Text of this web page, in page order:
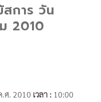
การ วัน
2010
.ศ. 2010 เวลา : 10:00